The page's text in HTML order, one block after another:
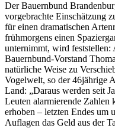
Der Bauernbund
vorgebrachte Einschätzung
für einen dramatischen
frühmorgens einen
unternimmt, wird feststellen:
Bauernbund-Vorstand
natürliche Weise zu
Vogelwelt, so der 46jährige
Land: „Daraus werden seit
Leuten alarmierende Zahlen
erhoben – letzten Endes um
Auflagen das Geld aus der